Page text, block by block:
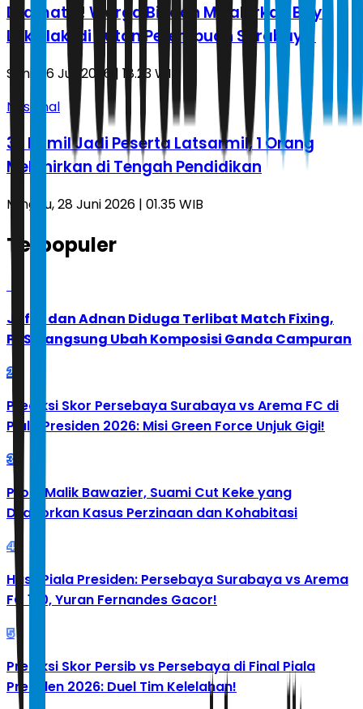
Dramatis! Warga Binaan Melahirkan Bayi
Laki-laki di Rutan Perempuan Surabaya
Senin, 6 Juli 2026 | 18.23 WIB
Nasional
32 Bumil Jadi Peserta Latsarmil, 1 Orang
Melahirkan di Tengah Pendidikan
Minggu, 28 Juni 2026 | 01.35 WIB
Terpopuler
Jafar dan Adnan Diduga Terlibat Match Fixing,
PBSI Langsung Ubah Komposisi Ganda Campuran
2
Prediksi Skor Persebaya Surabaya vs Arema FC di
Piala Presiden 2026: Misi Green Force Unjuk Gigi!
3
Profil Malik Bawazier, Suami Cut Keke yang
Dilaporkan Kasus Perzinaan dan Kohabitasi
4
Hasil Piala Presiden: Persebaya Surabaya vs Arema
FC 1-0, Yuran Fernandes Gacor!
5
Prediksi Skor Persib vs Persebaya di Final Piala
Presiden 2026: Duel Tim Kelelahan!